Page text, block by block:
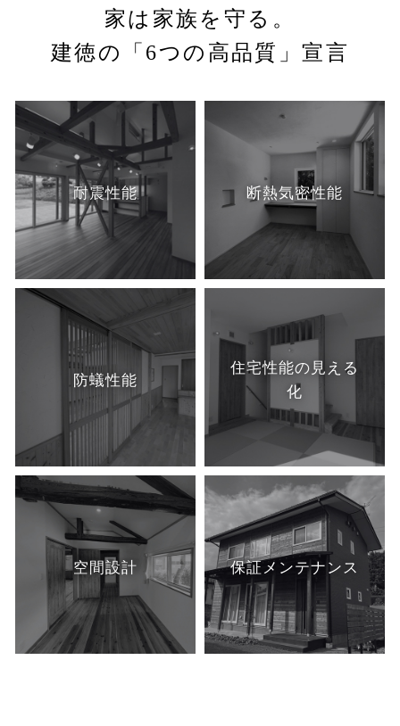
家は家族を守る。
建徳の「6つの高品質」宣言
耐震性能 断熱気密性能
防蟻性能
住宅性能の 見える
化
空間設計 保証 メンテナンス